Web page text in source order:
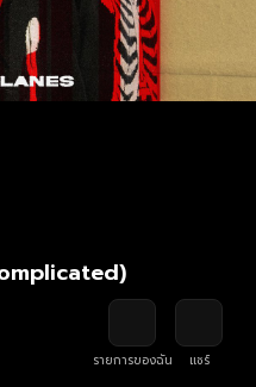
รายการของฉัน
แชร์